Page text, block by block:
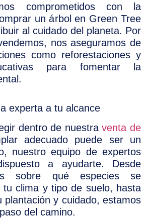
comprometidos con la
un árbol en Green Tree
al cuidado del planeta. Por
nos aseguramos de
como reforestaciones y
para fomentar la
experta a tu alcance
dentro de nuestra venta de
adecuado puede ser un
nuestro equipo de expertos
a ayudarte. Desde
sobre qué especies se
tu clima y tipo de suelo, hasta
plantación y cuidado, estamos
del camino.